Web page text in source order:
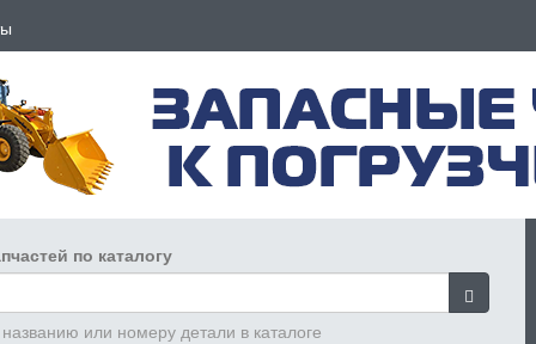
по каталогу
или номеру детали в каталоге